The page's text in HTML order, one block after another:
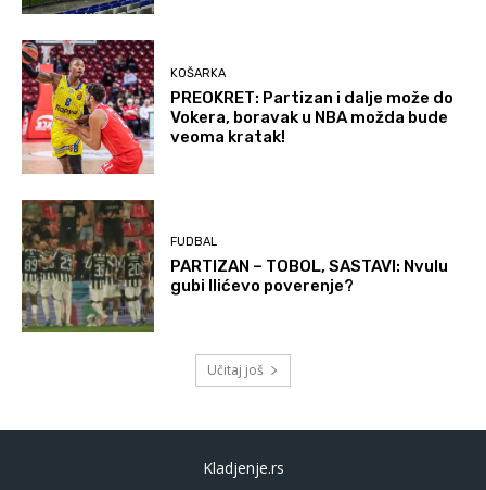
KOŠARKA
PREOKRET: Partizan i dalje može do
Vokera, boravak u NBA možda bude
veoma kratak!
FUDBAL
PARTIZAN – TOBOL, SASTAVI: Nvulu
gubi Ilićevo poverenje?
Učitaj još
Kladjenje.rs